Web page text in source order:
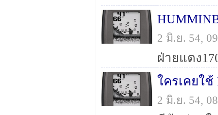
2 มิ.ย. 54,
ฝ่ายแดง
2 มิ.ย. 54,